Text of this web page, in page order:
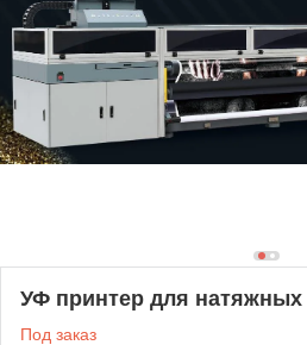
УФ принтер для натяжных
Под заказ